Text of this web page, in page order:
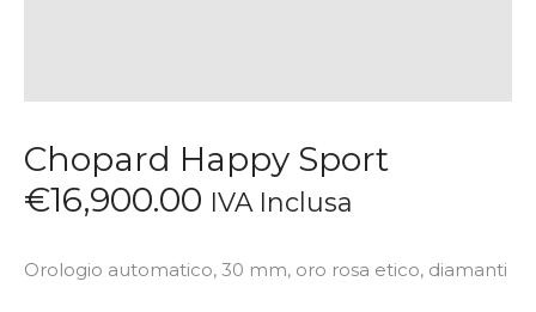
Chopard Happy Sport
€16,900.00 IVA Inclusa
Orologio automatico, 30 mm, oro rosa etico, diamanti